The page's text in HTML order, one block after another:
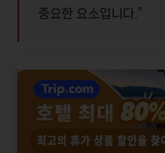
중요한 요소입니다.”